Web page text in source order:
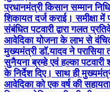
प्रधानमंत्री किसान सम्मान
शिकायत दर्ज कराई। समीक्षा में
संबंधित पटवारी द्वारा गलत
आवेदिका योजना के लाभ से
मुख्यमंत्री डॉ.यादव ने
सुनैयना ब्रम्हे एवं हल्का पटवारी
के निर्देश दिए। साथ ही
आवेदिका को एक वर्ष की